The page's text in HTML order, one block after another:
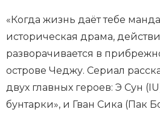
«Когда жизнь даёт тебе
историческая драма,
разворачивается в
острове Чеджу. Сериал
двух главных героев: Э Сун
бунтарки», и Гван Сика (Пак